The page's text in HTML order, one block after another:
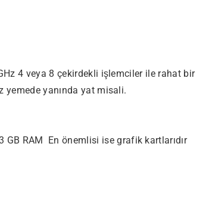
4 veya 8 çekirdekli işlemciler ile rahat bir
yanında yat misali.
GB RAM En önemlisi ise grafik kartlarıdır